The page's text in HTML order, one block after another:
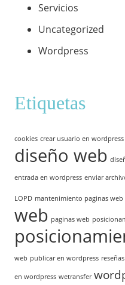
Servicios
Uncategorized
Wordpress
Etiquetas
cookies crear usuario en wordpress
diseño web
entrada en wordpress enviar
LOPD mantenimiento paginas web
web paginas web
web publicar en wordpress
en wordpress wetransfer